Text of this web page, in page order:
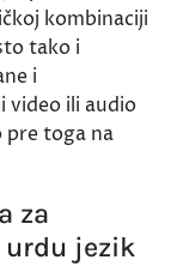
kombinaciji
tako i
i
video ili audio
pre toga na
za
urdu jezik